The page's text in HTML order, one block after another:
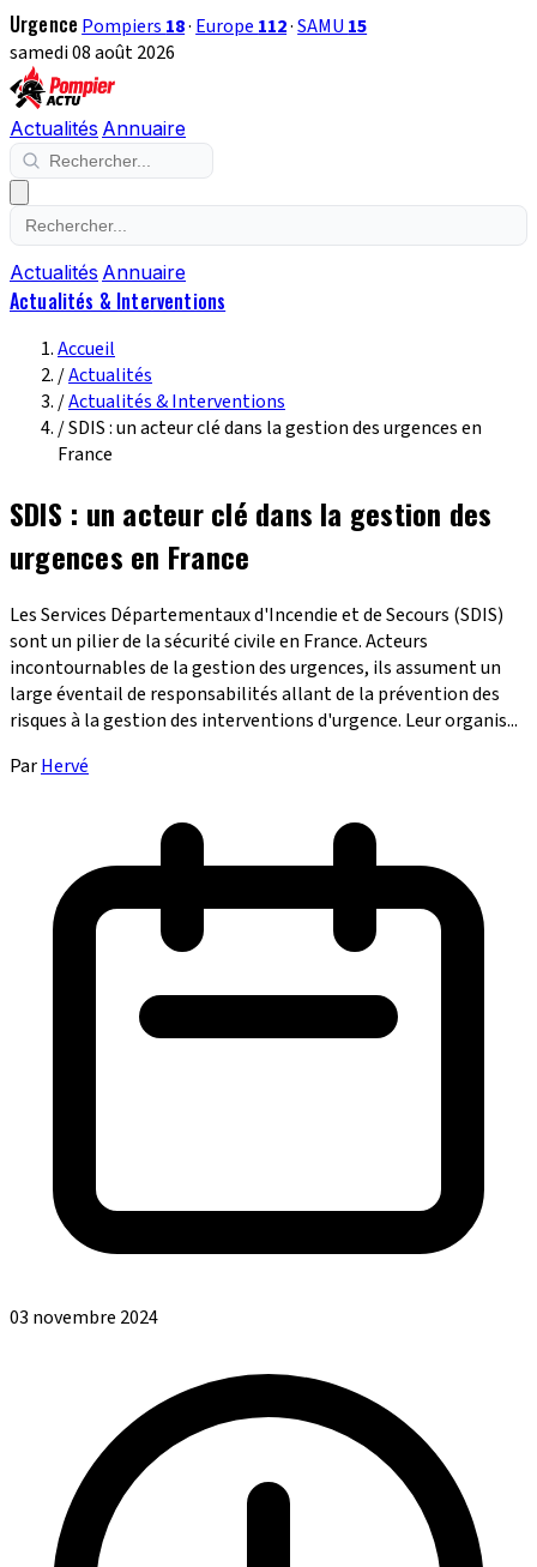
Urgence Pompiers 18· Europe 112·SAMU 15
samedi 08 août 2026
Actualités Annuaire
Actualités Annuaire
Actualités & Interventions
Accueil
/Actualités
/Actualités & Interventions
/SDIS : un acteur clé dans la gestion des urgences en
France
SDIS : un acteur clé dans la gestion des
urgences en France
Les Services Départementaux d'Incendie et de Secours (SDIS)
sont un pilier de la sécurité civile en France. Acteurs
incontournables de la gestion des urgences, ils assument un
large éventail de responsabilités allant de la prévention des
risques à la gestion des interventions d'urgence. Leur organis...
ParHervé
03 novembre 2024